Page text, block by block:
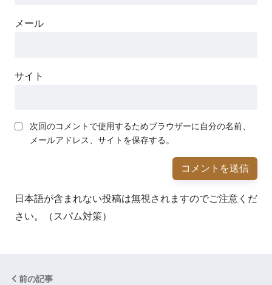
メール
サイト
次回のコメントで使用するためブラウザーに自分の名前、
メールアドレス、サイトを保存する。
日本語が含まれない投稿は無視されますのでご注意くだ
さい。（スパム対策）
前の記事